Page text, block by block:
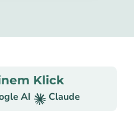
Klick
AI Claude